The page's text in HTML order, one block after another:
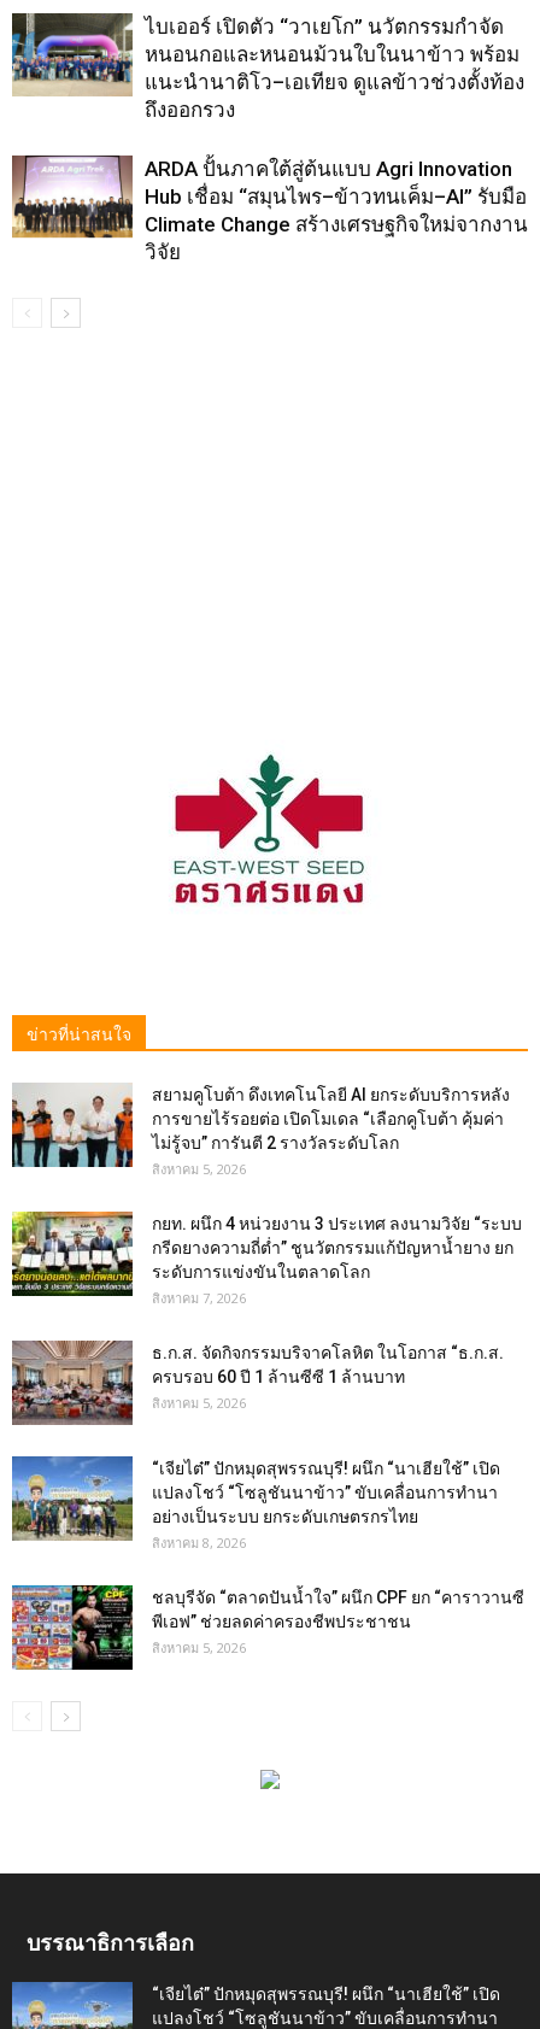
ไบเออร์ เปิดตัว “วาเยโก” นวัตกรรมกำจัด
หนอนกอและหนอนม้วนใบในนาข้าว พร้อม
แนะนำนาติโว–เอเทียจ ดูแลข้าวช่วงตั้งท้อง
ถึงออกรวง
ARDA ปั้นภาคใต้สู่ต้นแบบ Agri Innovation
Hub เชื่อม “สมุนไพร–ข้าวทนเค็ม–AI” รับมือ
Climate Change สร้างเศรษฐกิจใหม่จากงาน
วิจัย
ข่าวที่น่าสนใจ
สยามคูโบต้า ดึงเทคโนโลยี AI ยกระดับบริการหลัง
การขายไร้รอยต่อ เปิดโมเดล “เลือกคูโบต้า คุ้มค่า
ไม่รู้จบ” การันตี 2 รางวัลระดับโลก
สิงหาคม 5, 2026
กยท. ผนึก 4 หน่วยงาน 3 ประเทศ ลงนามวิจัย “ระบบ
กรีดยางความถี่ต่ำ” ชูนวัตกรรมแก้ปัญหาน้ำยาง ยก
ระดับการแข่งขันในตลาดโลก
สิงหาคม 7, 2026
ธ.ก.ส. จัดกิจกรรมบริจาคโลหิต ในโอกาส “ธ.ก.ส.
ครบรอบ 60 ปี 1 ล้านซีซี 1 ล้านบาท
สิงหาคม 5, 2026
“เจียไต๋” ปักหมุดสุพรรณบุรี! ผนึก “นาเฮียใช้” เปิด
แปลงโชว์ “โซลูชันนาข้าว” ขับเคลื่อนการทำนา
อย่างเป็นระบบ ยกระดับเกษตรกรไทย
สิงหาคม 8, 2026
ชลบุรีจัด “ตลาดปันน้ำใจ” ผนึก CPF ยก “คาราวานซี
พีเอฟ” ช่วยลดค่าครองชีพประชาชน
สิงหาคม 5, 2026
บรรณาธิการเลือก
“เจียไต๋” ปักหมุดสุพรรณบุรี! ผนึก “นาเฮียใช้” เปิด
แปลงโชว์ “โซลูชันนาข้าว” ขับเคลื่อนการทำนา